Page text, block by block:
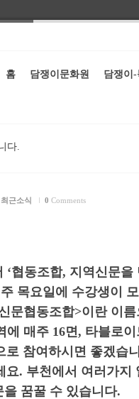
홈 담쟁이문화원 담쟁이
다.
최근소식 0 Comments
협동조합, 지역신문
목요일에 수강생이
문협동조합>이란 이
에 매주 16면, 타블로
로 참여하시면 좋겠습
요. 부천에서 여러가지
꿈꿀 수 있습니다.